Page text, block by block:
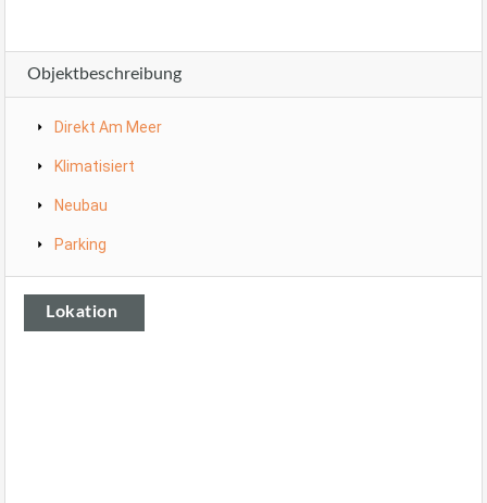
Objektbeschreibung
Direkt Am Meer
Klimatisiert
Neubau
Parking
Lokation